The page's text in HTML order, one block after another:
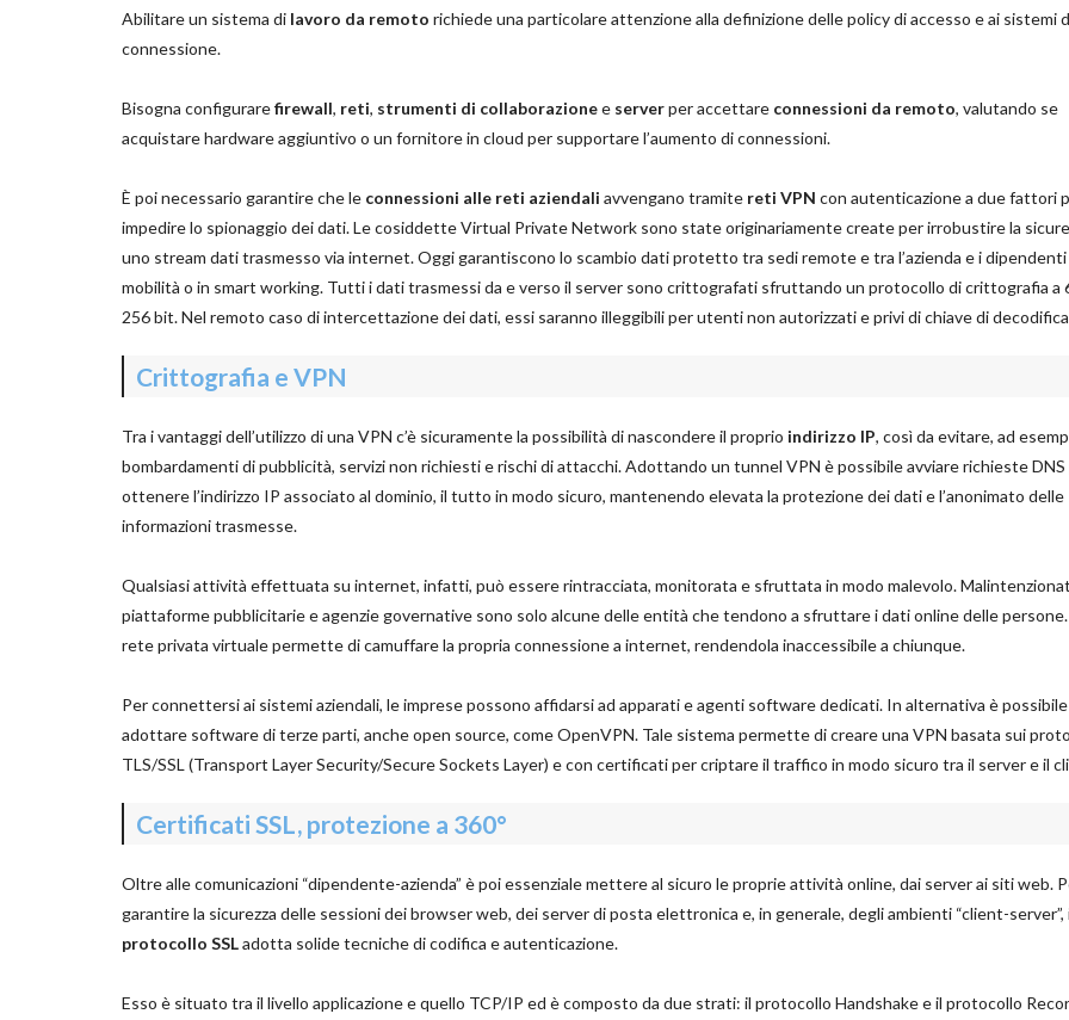
Abilitare un sistema di lavoro da remoto richiede una particolare attenzione alla definizione delle policy di accesso e ai sistemi
connessione.
Bisogna configurarefirewall, reti, strumenti di collaborazionee serverper accettare connessioni da remoto, valutando se
acquistare hardware aggiuntivo o un fornitore in cloud per supportare l’aumento di connessioni.
È poi necessario garantire che le connessioni alle reti aziendali avvengano tramite reti VPN con autenticazione a due fattori
impedire lo spionaggio dei dati. Le cosiddette Virtual Private Network sono state originariamente create per irrobustire la
uno stream dati trasmesso via internet. Oggi garantiscono lo scambio dati protetto tra sedi remote e tra l’azienda e i dipendenti
mobilità o in smart working. Tutti i dati trasmessi da e verso il server sono crittografati sfruttando un protocollo di crittografia a
256 bit. Nel remoto caso di intercettazione dei dati, essi saranno illeggibili per utenti non autorizzati e privi di chiave di
Crittografia e VPN
Tra i vantaggi dell’utilizzo di una VPN c’è sicuramente la possibilità di nascondere il proprio indirizzo IP, così da evitare, ad
bombardamenti di pubblicità, servizi non richiesti e rischi di attacchi. Adottando un tunnel VPN è possibile avviare richieste DNS
ottenere l’indirizzo IP associato al dominio, il tutto in modo sicuro, mantenendo elevata la protezione dei dati e l’anonimato delle
informazioni trasmesse.
Qualsiasi attività effettuata su internet, infatti, può essere rintracciata, monitorata e sfruttata in modo malevolo.
piattaforme pubblicitarie e agenzie governative sono solo alcune delle entità che tendono a sfruttare i dati online delle persone.
rete privata virtuale permette di camuffare la propria connessione a internet, rendendola inaccessibile a chiunque.
Per connettersi ai sistemi aziendali, le imprese possono affidarsi ad apparati e agenti software dedicati. In alternativa è possibile
adottare software di terze parti, anche open source, come OpenVPN. Tale sistema permette di creare una VPN basata sui
TLS/SSL (Transport Layer Security/Secure Sockets Layer) e con certificati per criptare il traffico in modo sicuro tra il server e il
Certificati SSL, protezione a 360°
Oltre alle comunicazioni “dipendente-azienda” è poi essenziale mettere al sicuro le proprie attività online, dai server ai siti web.
garantire la sicurezza delle sessioni dei browser web, dei server di posta elettronica e, in generale, degli ambienti “client-server”,
protocollo SSLadotta solide tecniche di codifica e autenticazione.
Esso è situato tra il livello applicazione e quello TCP/IP ed è composto da due strati: il protocollo Handshake e il protocollo